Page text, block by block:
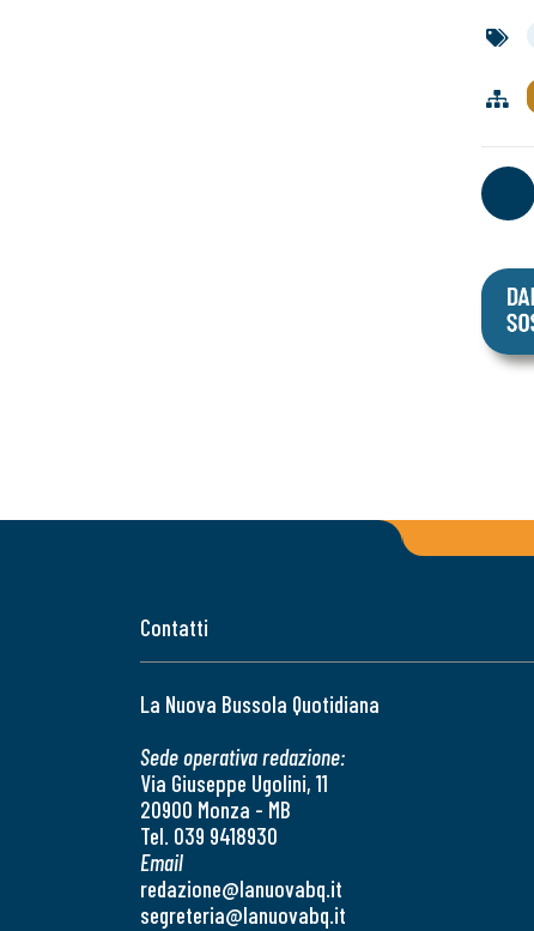
Contatti
La Nuova Bussola Quotidiana
Sede operativa redazione:
Via Giuseppe Ugolini, 11
20900 Monza - MB
Tel. 039 9418930
Email
redazione@lanuovabq.it
segreteria@lanuovabq.it